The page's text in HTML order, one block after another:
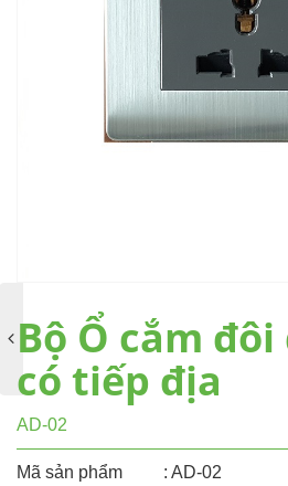
Bộ Ổ cắm
có tiếp địa
AD-02
Mã sản phẩm
: AD-02